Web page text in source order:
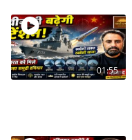
01:55